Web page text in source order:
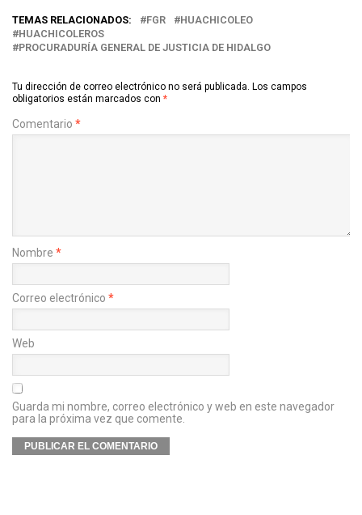
TEMAS RELACIONADOS: FGR
HUACHICOLEO
HUACHICOLEROS
PROCURADURÍA GENERAL DE JUSTICIA DE HIDALGO
Tu dirección de correo electrónico no será publicada. Los campos
obligatorios están marcados con *
Comentario *
Nombre *
Correo electrónico *
Web
Guarda mi nombre, correo electrónico y web en este navegador
para la próxima vez que comente.